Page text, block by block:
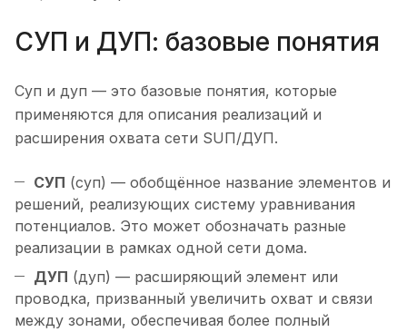
СУП и ДУП: базовые понятия
Суп и дуп — это базовые понятия, которые
применяются для описания реализаций и
расширения охвата сети SUП/ДУП.
СУП (суп) — обобщённое название элементов и
решений, реализующих систему уравнивания
потенциалов. Это может обозначать разные
реализации в рамках одной сети дома.
ДУП (дуп) — расширяющий элемент или
проводка, призванный увеличить охват и связи
между зонами, обеспечивая более полный